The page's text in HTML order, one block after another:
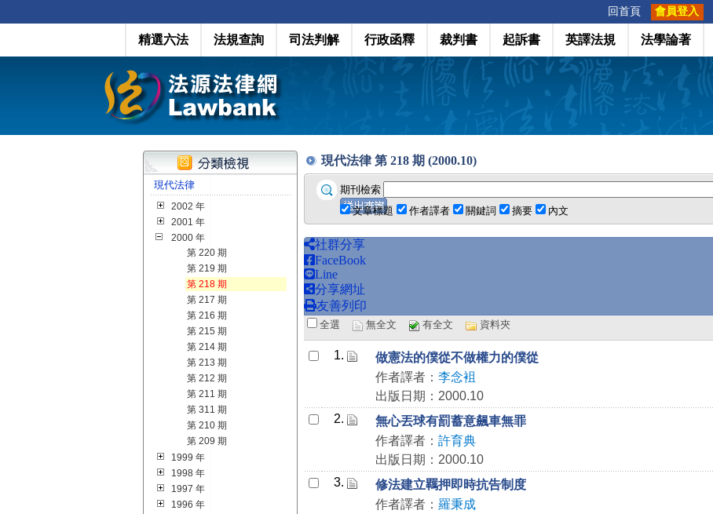
回首頁 會員登入
精選六法 法規查詢 司法判解 行政函釋 裁判書 起訴書 英譯法規 法學論著
現代法律
2002 年
2001 年
2000 年
第 220 期
第 219 期
第 218 期
第 217 期
第 216 期
第 215 期
第 214 期
第 213 期
第 212 期
第 211 期
第 311 期
第 210 期
第 209 期
1999 年
1998 年
1997 年
1996 年
現代法律 第 218 期 (2000.10)
期刊檢索
文章標題
作者譯者 關鍵詞 摘要 內文
社群分享
FaceBook
Line
分享網址
友善列印
全選 無全文 有全文 資料夾
1.
做憲法的僕從不做權力的僕從
作者譯者： 李念袓
出版日期：2000.10
2.
無心丟球有罰蓄意飆車無罪
作者譯者： 許育典
出版日期：2000.10
3.
修法建立羈押即時抗告制度
作者譯者： 羅秉成